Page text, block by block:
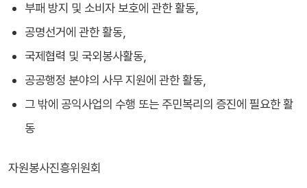
부패 방지 및 소비자 보호에 관한 활동，
공명선거에 관한 활동，
국제협력 및 국외봉사활동，
공공행정 분야의 사무 지원에 관한 활동，
그 밖에 공익사업의 수행 또는 주민복리의 증진에 필요한 활
동
자원봉사진흥위원회